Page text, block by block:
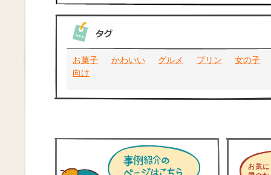
お菓子 かわいい グルメ プリン
女の子
向け